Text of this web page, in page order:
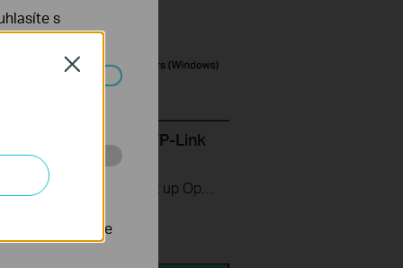
up OpenVPN on TP-Link
Close
s
za
nastavit, aby se